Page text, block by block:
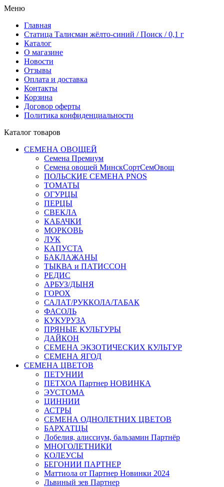
Меню
Главная
Статица Талисман жёлто-синий / Поиск / 0,1 г
Каталог
О магазине
Новости
Отзывы
Оплата и доставка
Контакты
Корзина
Договор оферты
Политика конфиденциальности
Каталог товаров
СЕМЕНА ОВОЩЕЙ
Семена Премиум
Семена овощей МинскСортСемОвощ
ПОЛЬСКИЕ СЕМЕНА PNOS
ТОМАТЫ
ОГУРЦЫ
ПЕРЦЫ
СВЕКЛА
КАБАЧКИ
МОРКОВЬ
ЛУК
КАПУСТА
БАКЛАЖАНЫ
ТЫКВА и ПАТИССОН
РЕДИС
АРБУЗ/ДЫНЯ
ГОРОХ
САЛАТ/РУККОЛА/ТАБАК
ФАСОЛЬ
КУКУРУЗА
ПРЯНЫЕ КУЛЬТУРЫ
ДАЙКОН
СЕМЕНА ЭКЗОТИЧЕСКИХ КУЛЬТУР
СЕМЕНА ЯГОД
СЕМЕНА ЦВЕТОВ
ПЕТУНИИ
ПЕТХОА Партнер НОВИНКА
ЭУСТОМА
ЦИННИИ
АСТРЫ
СЕМЕНА ОДНОЛЕТНИХ ЦВЕТОВ
БАРХАТЦЫ
Лобелия, алиссиум, бальзамин Партнёр
МНОГОЛЕТНИКИ
КОЛЕУСЫ
БЕГОНИИ ПАРТНЕР
Маттиола от Партнер Новинки 2024
Львиный зев Партнер